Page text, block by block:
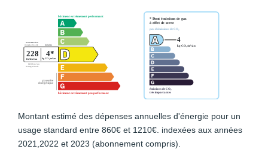
Montant estimé des dépenses annuelles d'énergie pour un
usage standard entre 860€ et 1210€. indexées aux années
2021,2022 et 2023 (abonnement compris).